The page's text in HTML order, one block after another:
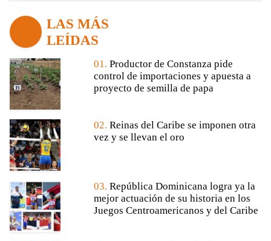
LAS MÁS
LEÍDAS
01. Productor de Constanza pide
control de importaciones y apuesta a
proyecto de semilla de papa
02. Reinas del Caribe se imponen otra
vez y se llevan el oro
03. República Dominicana logra ya la
mejor actuación de su historia en los
Juegos Centroamericanos y del Caribe